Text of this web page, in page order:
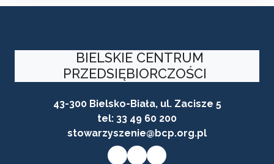
BIELSKIE CENTRUM
PRZEDSIĘBIORCZOŚCI
43-300 Bielsko-Biała, ul. Zacisze 5
tel: 33 49 60 200
stowarzyszenie@bcp.org.pl
Przycisk do przejścia na stronę facebooka firmyPrzycisk do przejścia na stronę instagram firmy
Przycisk do przejścia na stronę linkedin firmy